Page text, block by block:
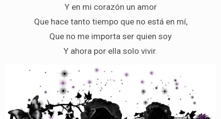
Y en mi corazón un amor
Que hace tanto tiempo que no está en mí,
Que no me importa ser quien soy
Y ahora por ella solo vivir.